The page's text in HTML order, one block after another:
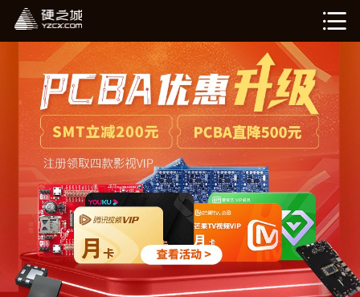
硬姐智造
在线计价（敬请期待）
我的订单（敬请期待）
企业介绍
新闻资讯
退出登录